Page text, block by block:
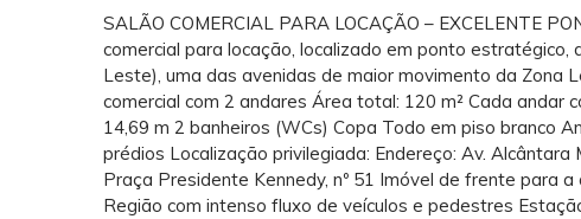
SALÃO COMERCIAL PARA LOCAÇÃO – EXCELENTE
comercial para locação, localizado em ponto
Leste), uma das avenidas de maior movimento da Zona
comercial com 2 andares Área total: 120 m² Cada andar
14,69 m 2 banheiros (WCs) Copa Todo em piso branco
prédios Localização privilegiada: Endereço: Av. Alcântara
Praça Presidente Kennedy, nº 51 Imóvel de frente para
Região com intenso fluxo de veículos e pedestres